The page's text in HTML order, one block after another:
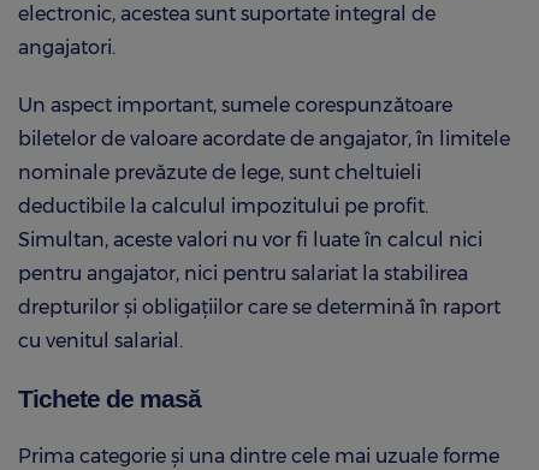
electronic, acestea sunt suportate integral de
angajatori.
Un aspect important, sumele corespunzătoare
biletelor de valoare acordate de angajator, în limitele
nominale prevăzute de lege, sunt cheltuieli
deductibile la calculul impozitului pe profit.
Simultan, aceste valori nu vor fi luate în calcul nici
pentru angajator, nici pentru salariat la stabilirea
drepturilor şi obligaţiilor care se determină în raport
cu venitul salarial.
Tichete de masă
Prima categorie şi una dintre cele mai uzuale forme